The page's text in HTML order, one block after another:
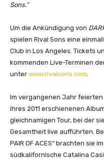
Sons.“
Um die Ankündigung von
spielen Rival Sons eine
Club in Los Angeles. Tickets
kommenden Live-Terminen
unter www.rivalsons.com
Im vergangenen Jahr feierten
ihres 2011 erschienenen
gleichnamigen Tour, bei der
Gesamtheit live aufführten.
PAIR OF ACES“ brachten sie
südkalifornische Catalina